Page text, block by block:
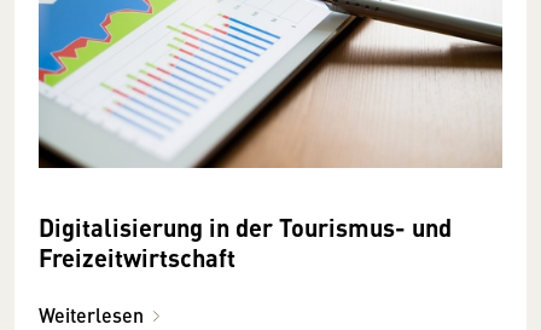
Digitalisierung in der Tourismus- und
Freizeitwirtschaft
Weiterlesen